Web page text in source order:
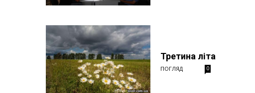
Третина літа
ПОГЛЯД 0